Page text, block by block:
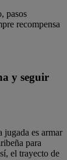
pasos
recompensa
y seguir
jugada es armar
para
el trayecto de